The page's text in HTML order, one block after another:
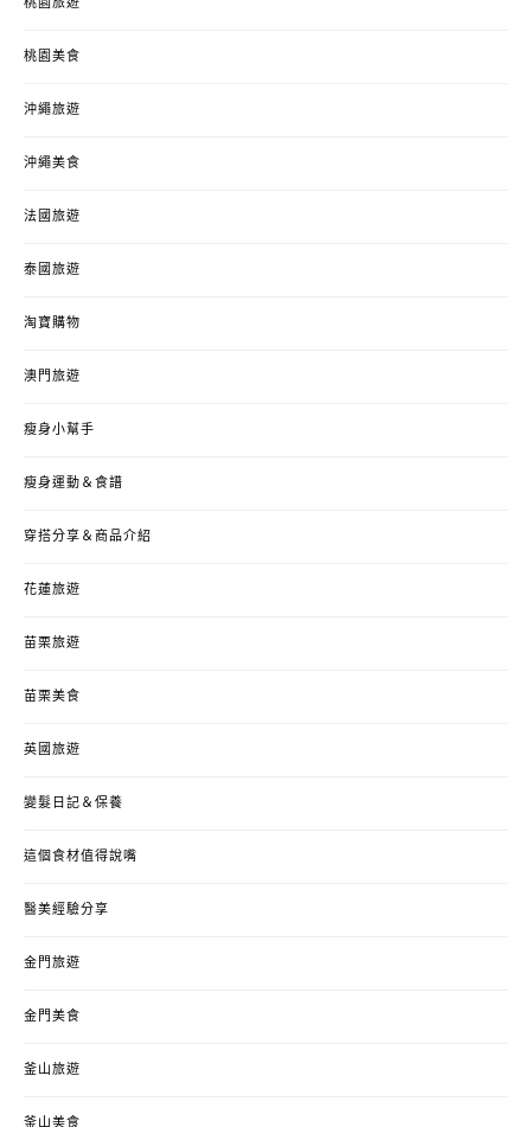
桃園旅遊
桃園美食
沖繩旅遊
沖繩美食
法國旅遊
泰國旅遊
淘寶購物
澳門旅遊
瘦身小幫手
瘦身運動＆食譜
穿搭分享＆商品介紹
花蓮旅遊
苗栗旅遊
苗栗美食
英國旅遊
變髮日記＆保養
這個食材值得說嘴
醫美經驗分享
金門旅遊
金門美食
釜山旅遊